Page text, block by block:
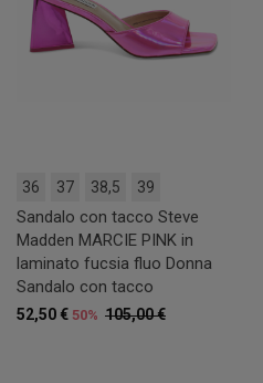
36 37 38,5 39
Sandalo con tacco Steve
Madden MARCIE PINK in
laminato fucsia fluo Donna
Sandalo con tacco
105,00 €
52,50 € 50%